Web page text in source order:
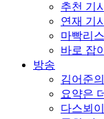
추천 기
연재 기
마빡리
바로 잡
방송
김어준
요약은
다스뵈